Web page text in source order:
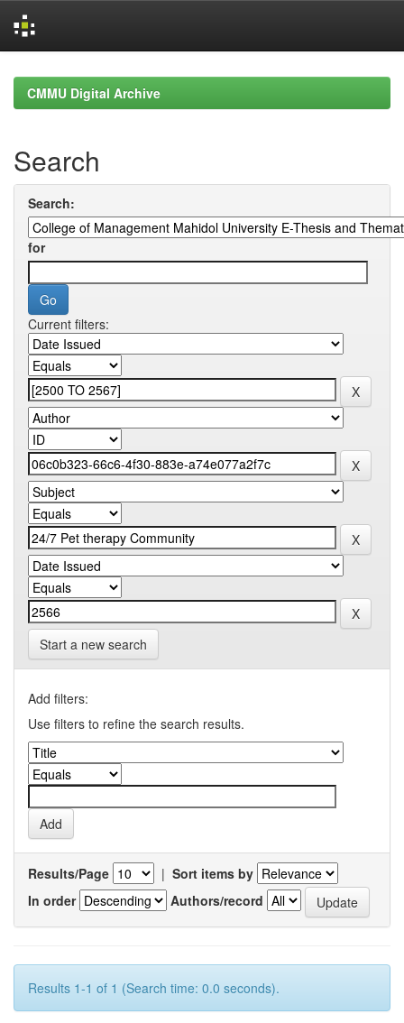
navigationCMMU Digital Archive
Search
Search:
for
Current filters:
Start a new search
Add filters:
Use filters to refine the search results.
Results/Page | Sort items by
In order
Authors/record
Results 1-1 of 1 (Search time: 0.0 seconds).